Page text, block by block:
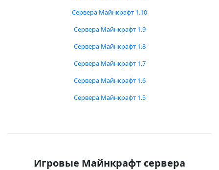
Сервера Майнкрафт 1.10
Сервера Майнкрафт 1.9
Сервера Майнкрафт 1.8
Сервера Майнкрафт 1.7
Сервера Майнкрафт 1.6
Сервера Майнкрафт 1.5
Игровые Майнкрафт сервера